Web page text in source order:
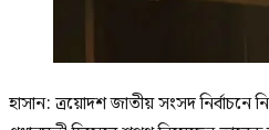
হাসান: ত্রয়োদশ জাতীয় সংসদ